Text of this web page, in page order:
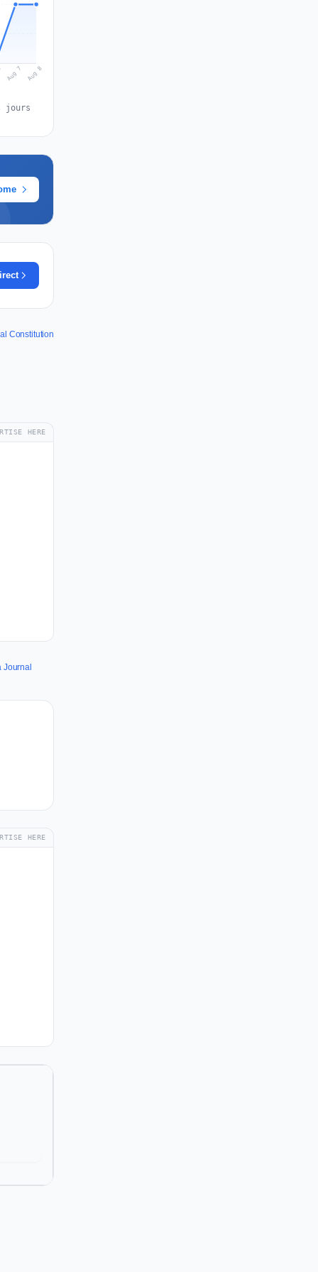
Aug 7 Aug 8
jours
Constitution
HERE
Journal
HERE